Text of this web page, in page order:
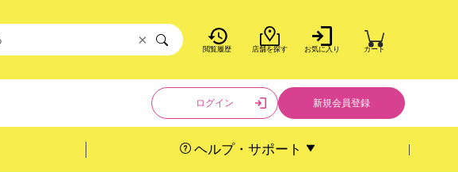
閲覧履歴 店舗を探す お気に入り カート
×
ログイン 新規会員登録
ヘルプ・サポート